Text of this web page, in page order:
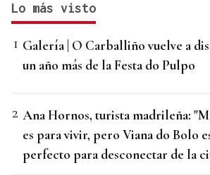
Lo más visto
Galería | O Carballiño vuelve a
un año más de la Festa do Pulpo
Ana Hornos, turista madrileña:
es para vivir, pero Viana do Bolo
perfecto para desconectar de la